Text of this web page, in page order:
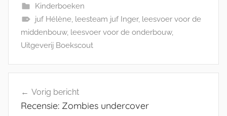
Kinderboeken
juf Hélène, leesteam juf Inger, leesvoer voor de
middenbouw, leesvoer voor de onderbouw,
Uitgeverij Boekscout
navigatie
Vorig bericht
Recensie: Zombies undercover